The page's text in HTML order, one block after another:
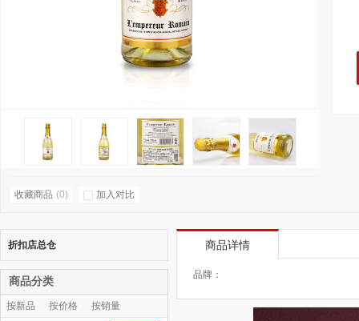
收藏商品 (0) 加入对比
商品详情
品牌：
折扣店总仓
商品分类
按新品 按价格
按销量